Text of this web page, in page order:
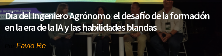
Día del Ingeniero Agrónomo: el desafío de la formación
en la era de la IA y las habilidades blandas
Favio Re